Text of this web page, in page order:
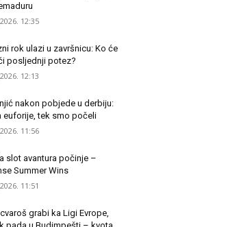
12:35
rok ulazi u završnicu: Ko će
posljednji potez?
12:13
nakon pobjede u derbiju:
euforije, tek smo počeli
11:56
slot avantura počinje –
Summer Wins
11:51
grabi ka Ligi Evrope,